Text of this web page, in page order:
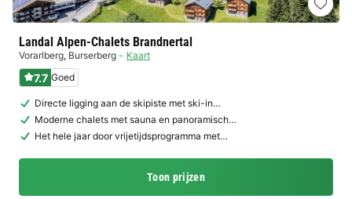
Landal Alpen-Chalets Brandnertal
Vorarlberg, Burserberg Kaart
7.7 Goed
Directe ligging aan de skipiste met ski-in…
Moderne chalets met sauna en panoramisch…
Het hele jaar door vrijetijdsprogramma met…
Toon prijzen